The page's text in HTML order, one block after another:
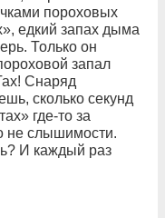
пороховых
едкий запах дыма
Только он
запал
Снаряд
сколько секунд
где-то за
не слышимости.
И каждый раз